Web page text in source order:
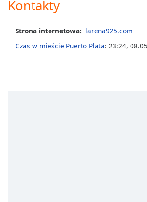
Opacity
Kontakty
Strona internetowa: larena925.com
Czas w mieście Puerto Plata: 23:24,